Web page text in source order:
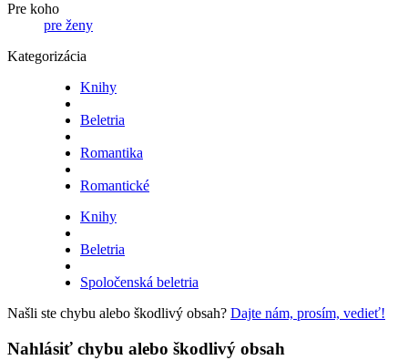
Pre koho
pre ženy
Kategorizácia
Knihy
Beletria
Romantika
Romantické
Knihy
Beletria
Spoločenská beletria
Našli ste chybu alebo škodlivý obsah? Dajte nám, prosím, vedieť!
Nahlásiť chybu alebo škodlivý obsah